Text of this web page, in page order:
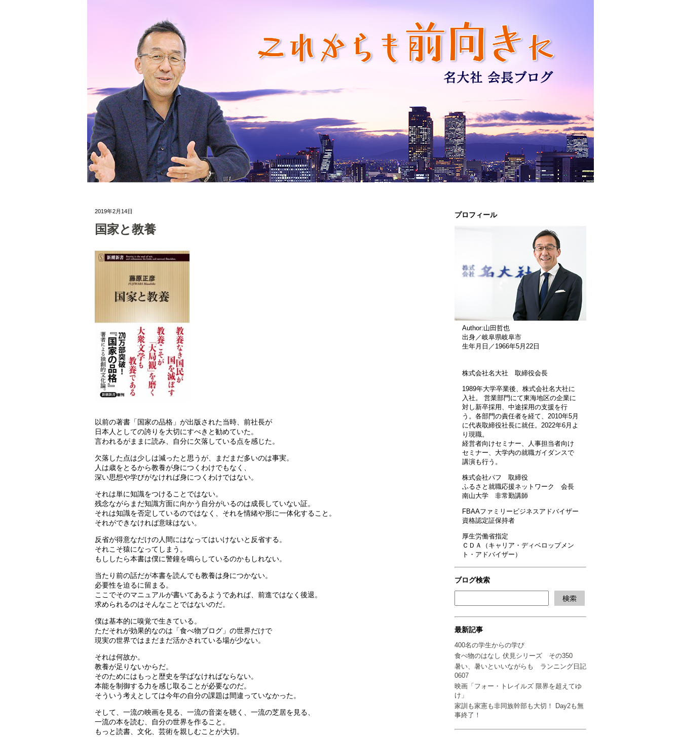
プロフィール
Author:山田哲也
出身／岐阜県岐阜市
生年月日／1966年5月22日
株式会社名大社 取締役会長
1989年大学卒業後、株式会社名大社に
入社。 営業部門にて東海地区の企業に
対し新卒採用、中途採用の支援を行
う。各部門の責任者を経て、2010年5月
に代表取締役社長に就任。2022年6月よ
り現職。
経営者向けセミナー、人事担当者向け
セミナー、大学内の就職ガイダンスで
講演も行う。
株式会社パフ 取締役
ふるさと就職応援ネットワーク 会長
南山大学 非常勤講師
FBAAファミリービジネスアドバイザー
資格認定証保持者
厚生労働省指定
ＣＤＡ（キャリア・ディベロップメン
ト・アドバイザー）
ブログ検索
最新記事
400名の学生からの学び
食べ物のはなし 伏見シリーズ その350
暑い、暑いといいながらも ランニング日記
0607
映画「フォー・トレイルズ 限界を超えてゆ
け」
家訓も家憲も非同族幹部も大切！ Day2も無
事終了！
2019年2月14日
国家と教養
以前の著書「国家の品格」が出版された当時、前社長が
日本人としての誇りを大切にすべきと勧めていた。
言われるがままに読み、自分に欠落している点を感じた。
欠落した点は少しは減ったと思うが、まだまだ多いのは事実。
人は歳をとるから教養が身につくわけでもなく、
深い思想や学びがなければ身につくわけではない。
それは単に知識をつけることではない。
残念ながらまだ知識方面に向かう自分がいるのは成長していない証。
それは知識を否定しているのではなく、それを情緒や形に一体化すること。
それができなければ意味はない。
反省が得意なだけの人間にはなってはいけないと反省する。
それこそ猿になってしまう。
もししたら本書は僕に警鐘を鳴らしているのかもしれない。
当たり前の話だが本書を読んでも教養は身につかない。
必要性を迫るに留まる。
ここでそのマニュアルが書いてあるようであれば、前進ではなく後退。
求められるのはそんなことではないのだ。
僕は基本的に嗅覚で生きている。
ただそれが効果的なのは「食べ物ブログ」の世界だけで
現実の世界ではまだまだ活かされている場が少ない。
それは何故か。
教養が足りないからだ。
そのためにはもっと歴史を学ばなければならない。
本能を制御する力を感じ取ることが必要なのだ。
そういう考えとしては今年の自分の課題は間違っていなかった。
そして、一流の映画を見る、一流の音楽を聴く、一流の芝居を見る、
一流の本を読む、自分の世界を作ること。
もっと読書、文化、芸術を親しむことが大切。